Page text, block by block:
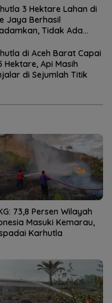
3 Hektare Lahan di
Jaya Berhasil
Tidak Ada
di Aceh Barat Capai
Hektare, Api Masih
di Sejumlah Titik
73,8 Persen Wilayah
Masuki Kemarau,
Karhutla